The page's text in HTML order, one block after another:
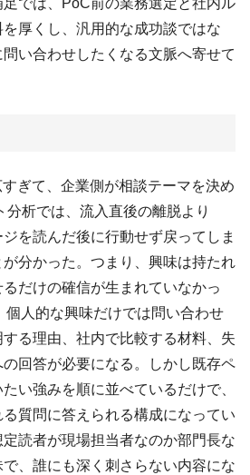
では、PoC前の業務選定と社内ル
厚くし、汎用的な成功談ではな
い合わせしたくなる文脈へ寄せて
ぎて、企業側が相談テーマを決め
分析では、流入直後の離脱より
を読んだ後に行動せず戻ってしま
分かった。つまり、興味は持たれ
だけの確信が生まれていなかっ
個人的な興味だけでは問い合わせ
る理由、社内で比較する材料、失
回答が必要になる。しかし既存ペ
い強みを順に並べているだけで、
質問に答えられる構成になってい
読者が現場担当者なのか部門長な
、誰にも深く刺さらない内容にな